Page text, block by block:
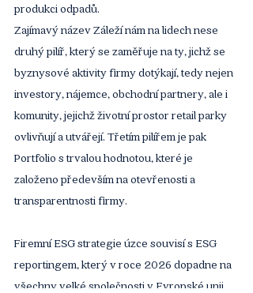
produkci odpadů.
Zajímavý název Záleží nám na lidech nese
druhý pilíř, který se zaměřuje na ty, jichž se
byznysové aktivity firmy dotýkají, tedy nejen
investory, nájemce, obchodní partnery, ale i
komunity, jejichž životní prostor retail parky
ovlivňují a utvářejí. Třetím pilířem je pak
Portfolio s trvalou hodnotou, které je
založeno především na otevřenosti a
transparentnosti firmy.
Firemní ESG strategie úzce souvisí s ESG
reportingem, který v roce 2026 dopadne na
všechny velké společnosti v Evropské unii.